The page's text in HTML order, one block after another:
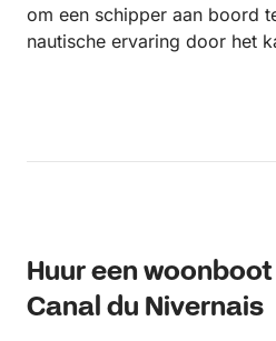
om een schipper aan boord
nautische ervaring door het
Huur een
Canal du Nivernais